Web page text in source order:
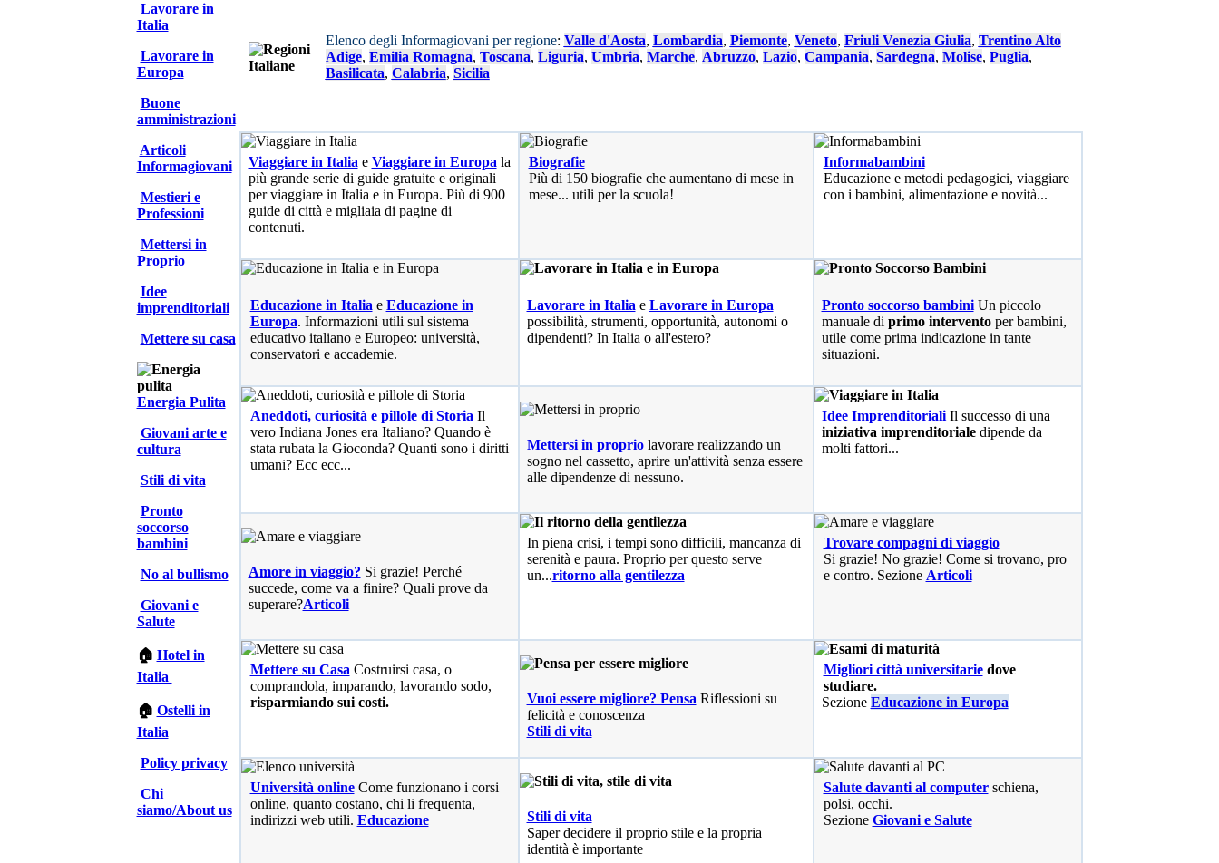
Lavorare in
Italia
Lavorare in
Europa
Buone
amministrazioni
Articoli
Informagiovani
Mestieri e
Professioni
Mettersi in
Proprio
Idee
imprenditoriali
Mettere su casa
Energia Pulita
Giovani arte e
cultura
Stili di vita
Pronto
soccorso
bambini
No al bullismo
Giovani e
Salute
🏠 Hotel in
Italia
🏠 Ostelli in
Italia
Policy privacy
Chi
siamo/About us
Elenco degli Informagiovani per regione: Valle d'Aosta, Lombardia, Piemonte, Veneto, Friuli Venezia Giulia, Trentino Alto
Adige, Emilia Romagna, Toscana, Liguria, Umbria, Marche, Abruzzo, Lazio, Campania, Sardegna, Molise, Puglia,
Basilicata, Calabria, Sicilia
Viaggiare in Italia e Viaggiare in Europa la
più grande serie di guide gratuite e originali
per viaggiare in Italia e in Europa. Più di 900
guide di città e migliaia di pagine di
contenuti.
Biografie
Più di 150 biografie che aumentano di mese in
mese... utili per la scuola!
Informabambini
Educazione e metodi pedagogici, viaggiare
con i bambini, alimentazione e novità...
Educazione in Italia e Educazione in
Europa. Informazioni utili sul sistema
educativo italiano e Europeo: università,
conservatori e accademie.
Lavorare in Italia e Lavorare in Europa
possibilità, strumenti, opportunità, autonomi o
dipendenti? In Italia o all'estero?
Pronto soccorso bambiniUn piccolo
manuale di primo interventoper bambini,
utile come prima indicazione in tante
situazioni.
Aneddoti, curiosità e pillole di Storia Il
vero Indiana Jones era Italiano? Quando è
stata rubata la Gioconda? Quanti sono i diritti
umani? Ecc ecc...
Mettersi in propriolavorare realizzando un
sogno nel cassetto, aprire un'attività senza essere
alle dipendenze di nessuno.
Idee ImprenditorialiIl successo di una
iniziativa imprenditorialedipende da
molti fattori...
Amore in viaggio? Si grazie! Perché
succede, come va a finire? Quali prove da
superare?Articoli
In piena crisi, i tempi sono difficili, mancanza di
serenità e paura. Proprio per questo serve
un...ritorno alla gentilezza
Trovare compagni di viaggio
Si grazie! No grazie! Come si trovano, pro
e contro. Sezione Articoli
Mettere su Casa Costruirsi casa, o
comprandola, imparando, lavorando sodo,
risparmiando sui costi.
Vuoi essere migliore? Pensa Riflessioni su
felicità e conoscenza
Stili di vita
Migliori città universitariedove
studiare.
Sezione Educazione in Europa
Università online Come funzionano i corsi
online, quanto costano, chi li frequenta,
indirizzi web utili. Educazione
Stili di vita
Saper decidere il proprio stile e la propria
identità è importante
Salute davanti al computerschiena,
polsi, occhi.
Sezione Giovani e Salute